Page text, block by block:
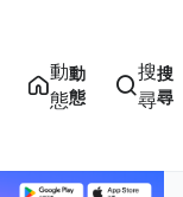
動
態
動
態
搜
尋
搜
尋